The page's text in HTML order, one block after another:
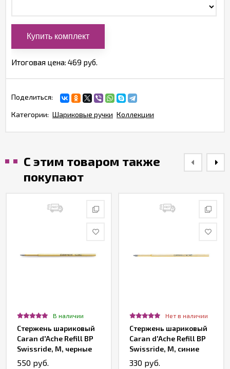
Итоговая цена: 469 руб.
Поделиться:
Категории: Шариковые ручки Коллекции
С этим товаром также
покупают
В наличии
Стержень шариковый
Caran d'Ache Refill BP
Swissride, M, черные
чернила для Infinite
550 руб.
Нет в наличии
Стержень шариковый
Caran d'Ache Refill BP
Swissride, M, синие
чернила для Infinite
330 руб.